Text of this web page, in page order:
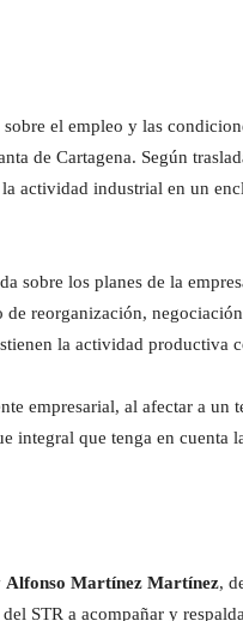
el empleo y las
de Cartagena. Según
actividad industrial en un
sobre los planes de la
de reorganización,
la actividad productiva
empresarial, al afectar a un
integral que tenga en cuenta
Alfonso Martínez Martínez,
STR a acompañar y